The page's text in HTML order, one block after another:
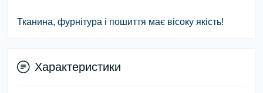
Тканина, фурнітура і пошиття має вісоку якість!
Характеристики